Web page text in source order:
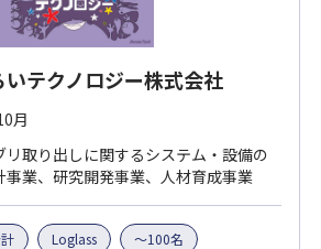
いテクノロジー株式会社
月
リ取り出しに関するシステム・設備の
事業、研究開発事業、人材育成事業
Loglass ～100名